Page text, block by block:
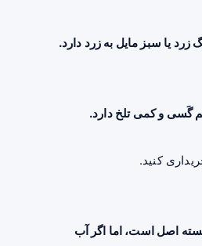
زرد یا سبز مایل به زرد دارد.
گَسی و کمی تلخ دارد.
کنید.
اصل است، اما اگر آب